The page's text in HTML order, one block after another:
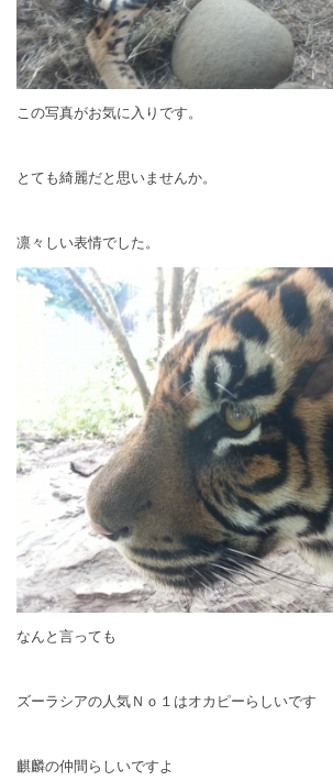
この写真がお気に入りです。
とても綺麗だと思いませんか。
凛々しい表情でした。
なんと言っても
ズーラシアの人気Ｎｏ１はオカピーらしいです
麒麟の仲間らしいですよ